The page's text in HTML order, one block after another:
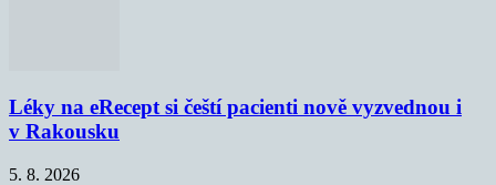
Léky na eRecept si čeští pacienti nově vyzvednou i
v Rakousku
5. 8. 2026